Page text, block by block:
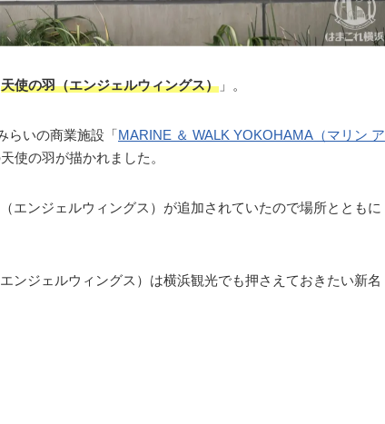
天使の羽（エンジェルウィングス） 」。
らいの商業施設「MARINE ＆ WALK YOKOHAMA（マリン ア
使の羽が描かれました。
エンジェルウィングス）が追加されていたので場所とともに
ンジェルウィングス）は横浜観光でも押さえておきたい新名